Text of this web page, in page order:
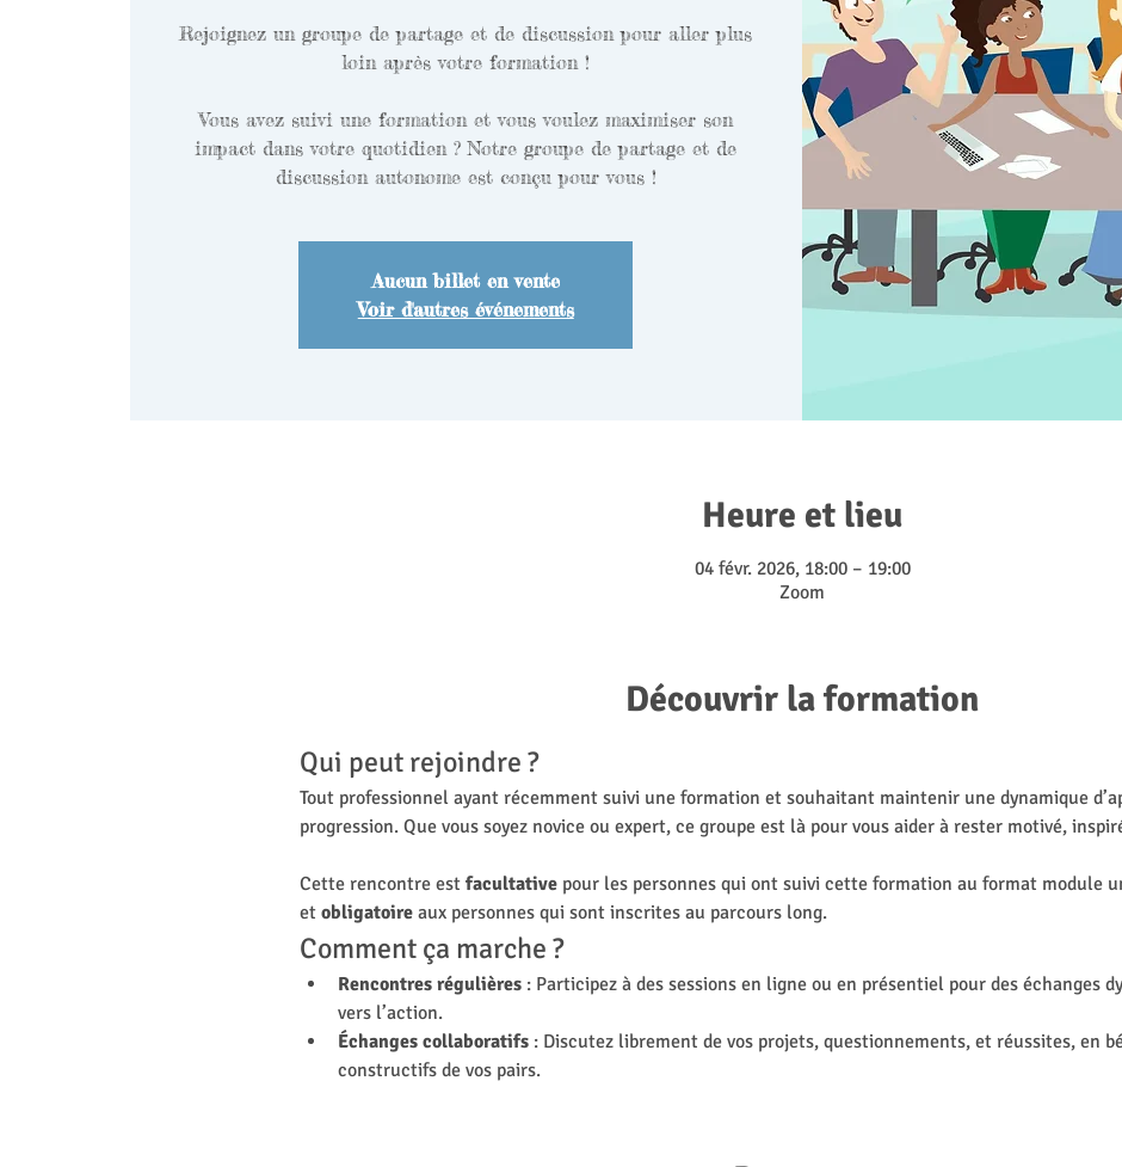
Rejoignez un groupe de partage et de discussion pour aller plus
loin après votre formation !
Vous avez suivi une formation et vous voulez maximiser son
impact dans votre quotidien ? Notre groupe de partage et de
discussion autonome est conçu pour vous !
Aucun billet en vente
Voir d'autres événements
Heure et lieu
04 févr. 2026, 18:00 – 19:00
Zoom
Découvrir la formation
Qui peut rejoindre ?
Tout professionnel ayant récemment suivi une formation et souhaitant maintenir une dynamique
progression. Que vous soyez novice ou expert, ce groupe est là pour vous aider à rester motivé,
Cette rencontre est facultative pour les personnes qui ont suivi cette formation au format module
et obligatoire aux personnes qui sont inscrites au parcours long.
Comment ça marche ?
Rencontres régulières : Participez à des sessions en ligne ou en présentiel pour des échanges
vers l’action.
Échanges collaboratifs : Discutez librement de vos projets, questionnements, et réussites, en
constructifs de vos pairs.